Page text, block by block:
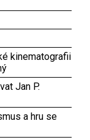
kinematografii
Jan P.
a hru se